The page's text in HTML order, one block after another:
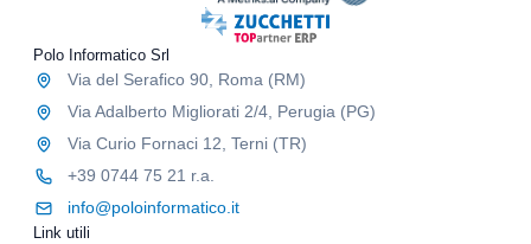
Polo Informatico Srl
Via del Serafico 90, Roma (RM)
Via Adalberto Migliorati 2/4, Perugia (PG)
Via Curio Fornaci 12, Terni (TR)
+39 0744 75 21 r.a.
info@poloinformatico.it
Link utili